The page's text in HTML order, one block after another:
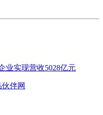
业实现营收5028亿元
伴网